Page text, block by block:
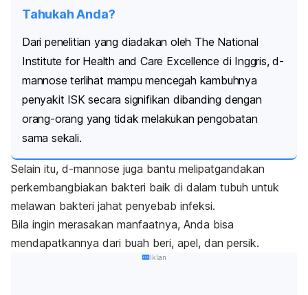
Tahukah Anda?
Dari penelitian yang diadakan oleh The National
Institute for Health and Care Excellence di Inggris, d-
mannose terlihat mampu mencegah kambuhnya
penyakit ISK secara signifikan dibanding dengan
orang-orang yang tidak melakukan pengobatan
sama sekali.
Selain itu, d-mannose juga bantu melipatgandakan
perkembangbiakan bakteri baik di dalam tubuh untuk
melawan bakteri jahat penyebab infeksi.
Bila ingin merasakan manfaatnya, Anda bisa
mendapatkannya dari buah beri, apel, dan persik.
Iklan